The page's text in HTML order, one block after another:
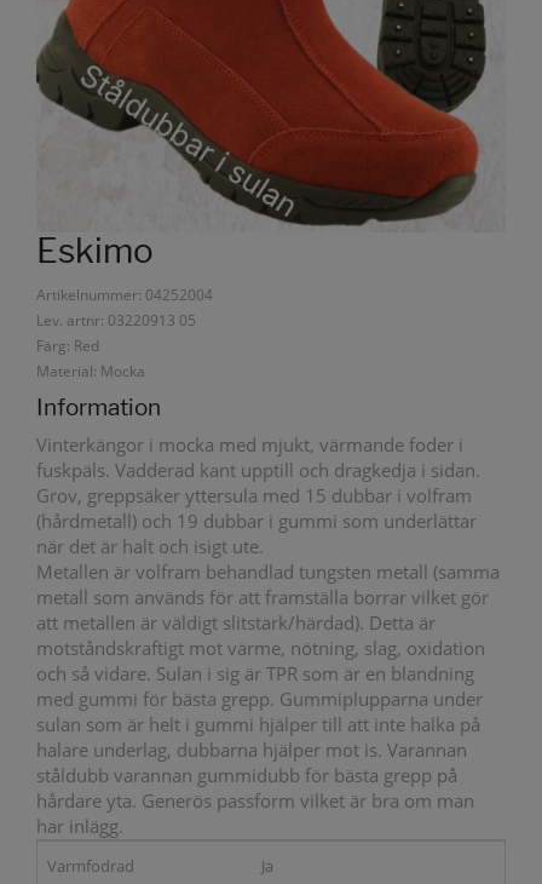
Eskimo
Artikelnummer: 04252004
Lev. artnr: 03220913 05
Färg: Red
Material: Mocka
Information
Vinterkängor i mocka med mjukt, värmande foder i
fuskpäls. Vadderad kant upptill och dragkedja i sidan.
Grov, greppsäker yttersula med 15 dubbar i volfram
(hårdmetall) och 19 dubbar i gummi som underlättar
när det är halt och isigt ute.
Metallen är volfram behandlad tungsten metall (samma
metall som används för att framställa borrar vilket gör
att metallen är väldigt slitstark/härdad). Detta är
motståndskraftigt mot värme, nötning, slag, oxidation
och så vidare. Sulan i sig är TPR som är en blandning
med gummi för bästa grepp. Gummiplupparna under
sulan som är helt i gummi hjälper till att inte halka på
halare underlag, dubbarna hjälper mot is. Varannan
ståldubb varannan gummidubb för bästa grepp på
hårdare yta. Generös passform vilket är bra om man
har inlägg.
Varmfodrad Ja